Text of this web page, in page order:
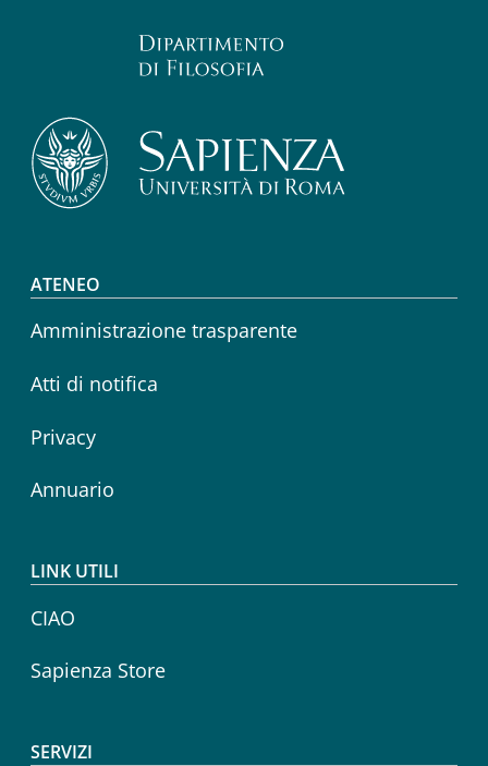
Footer menu
ATENEO
Amministrazione trasparente
Atti di notifica
Privacy
Annuario
LINK UTILI
CIAO
Sapienza Store
SERVIZI